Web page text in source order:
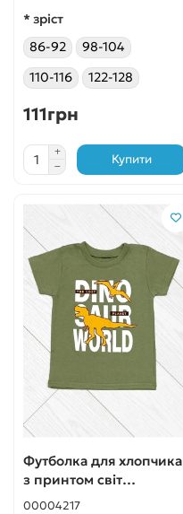
* зріст
86-92
98-104
110-116
122-128
111грн
Купити
Футболка для хлопчика
з принтом світ
динозаврів хакі
00004217